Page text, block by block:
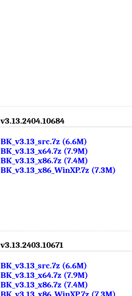
v3.13.2404.10684
BK_v3.13_src.7z (6.6M)
BK_v3.13_x64.7z (7.9M)
BK_v3.13_x86.7z (7.4M)
BK_v3.13_x86_WinXP.7z (7.3M)
v3.13.2403.10671
BK_v3.13_src.7z (6.6M)
BK_v3.13_x64.7z (7.9M)
BK_v3.13_x86.7z (7.4M)